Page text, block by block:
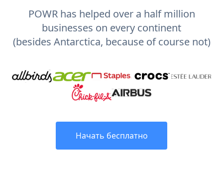
POWR has helped over a half million
businesses on every continent
(besides Antarctica, because of course not)
Начать бесплатно